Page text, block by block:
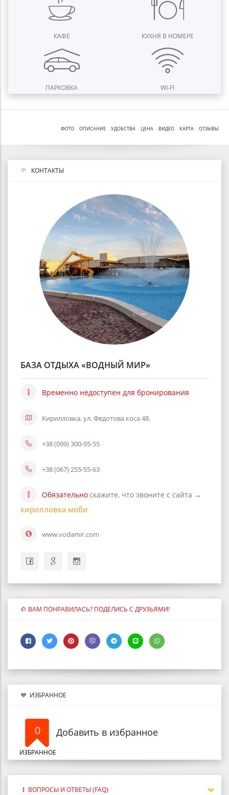
КАФЕ КУХНЯ В НОМЕРЕ
ПАРКОВКА WI-FI
ОТЗЫВЫ
КАРТА
ВИДЕО
ЦЕНА
УДОБСТВА
ОПИСАНИЕ
ФОТО
КОНТАКТЫ
БАЗА ОТДЫХА «ВОДНЫЙ МИР»
Временно недоступен для бронирования
Кирилловка, ул. Федотова коса 48.
+38 (099) 300-95-55
+38 (067) 255-55-63
Обязательно скажите, что звоните с сайта →
кирилловка моби
www.vodamir.com
ВАМ ПОНРАВИЛАСЬ? ПОДЕЛИСЬ С ДРУЗЬЯМИ!
ИЗБРАННОЕ
0
ИЗБРАННОЕ
Добавить в избранное
ВОПРОСЫ И ОТВЕТЫ (FAQ)